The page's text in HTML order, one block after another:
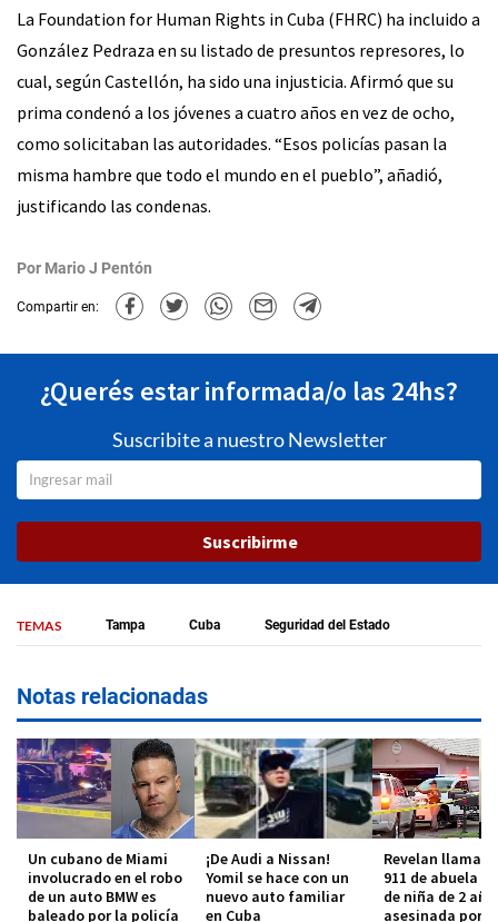
La Foundation for Human Rights in Cuba (FHRC) ha incluido a
González Pedraza en su listado de presuntos represores, lo
cual, según Castellón, ha sido una injusticia. Afirmó que su
prima condenó a los jóvenes a cuatro años en vez de ocho,
como solicitaban las autoridades. “Esos policías pasan la
misma hambre que todo el mundo en el pueblo”, añadió,
justificando las condenas.
Por Mario J Pentón
Compartir en:
¿Querés estar informada/o las 24hs?
Suscribite a nuestro Newsletter
Suscribirme
TEMAS Tampa Cuba Seguridad del Estado
Notas relacionadas
Un cubano de Miami
involucrado en el robo
de un auto BMW es
baleado por la policía
¡De Audi a Nissan!
Yomil se hace con un
nuevo auto familiar
en Cuba
Revelan
911 de abuela
de niña de 2
asesinada por